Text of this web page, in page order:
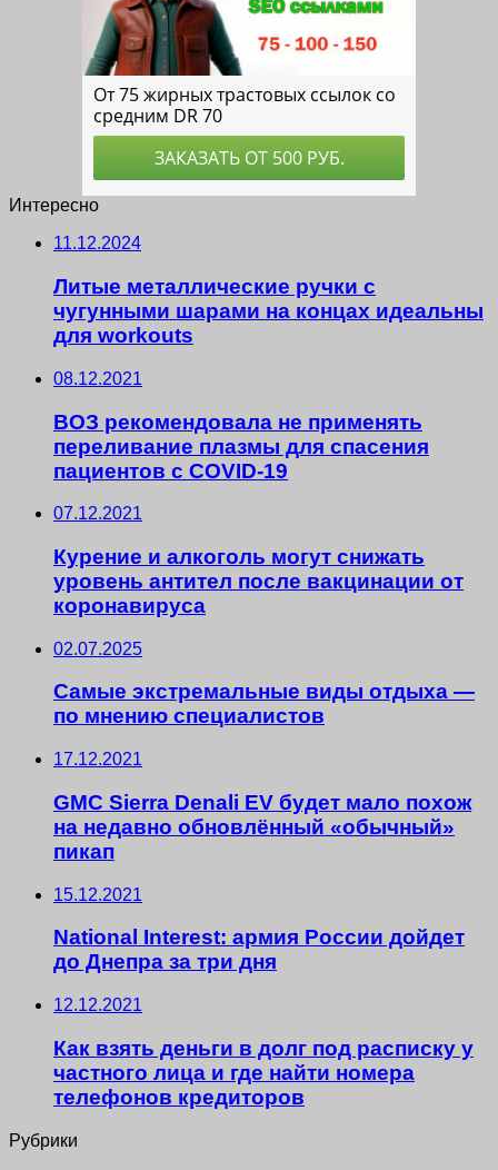
Интересно
11.12.2024
Литые металлические ручки с
чугунными шарами на концах идеальны
для workouts
08.12.2021
ВОЗ рекомендовала не применять
переливание плазмы для спасения
пациентов с COVID-19
07.12.2021
Курение и алкоголь могут снижать
уровень антител после вакцинации от
коронавируса
02.07.2025
Самые экстремальные виды отдыха —
по мнению специалистов
17.12.2021
GMC Sierra Denali EV будет мало похож
на недавно обновлённый «обычный»
пикап
15.12.2021
National Interest: армия России дойдет
до Днепра за три дня
12.12.2021
Как взять деньги в долг под расписку у
частного лица и где найти номера
телефонов кредиторов
Рубрики